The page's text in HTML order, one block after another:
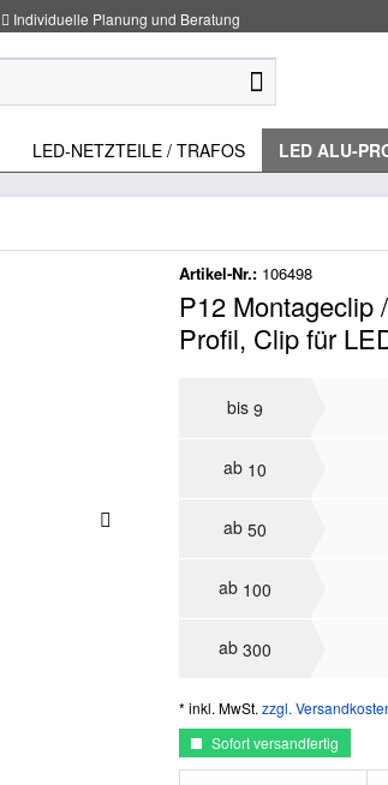
Individuelle Planung und Beratung
LED-NETZTEILE / TRAFOS LED ALU-
Artikel-Nr.: 106498
P12 Montageclip
Profil, Clip für
bis9
ab 10
ab50
ab 100
ab300
* inkl. MwSt.zzgl.
Sofort versandfertig